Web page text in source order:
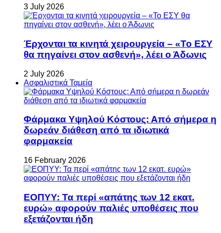
3 July 2026
Έρχονται τα κινητά χειρουργεία – «Το ΕΣΥ
θα πηγαίνει στον ασθενή», λέει ο Άδωνις
2 July 2026
Ασφαλιστικά Ταμεία
Φάρμακα Υψηλού Κόστους: Από σήμερα η
δωρεάν διάθεση από τα ιδιωτικά
φαρμακεία
16 February 2026
ΕΟΠΥΥ: Τα περί «απάτης των 12 εκατ.
ευρώ» αφορούν παλιές υποθέσεις που
εξετάζονται ήδη